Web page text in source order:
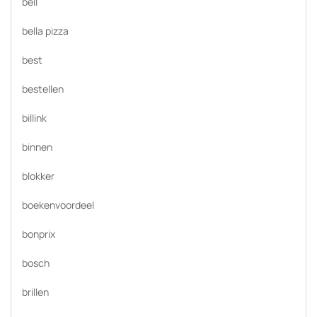
bella pizza
best
bestellen
billink
binnen
blokker
boekenvoordeel
bonprix
bosch
brillen